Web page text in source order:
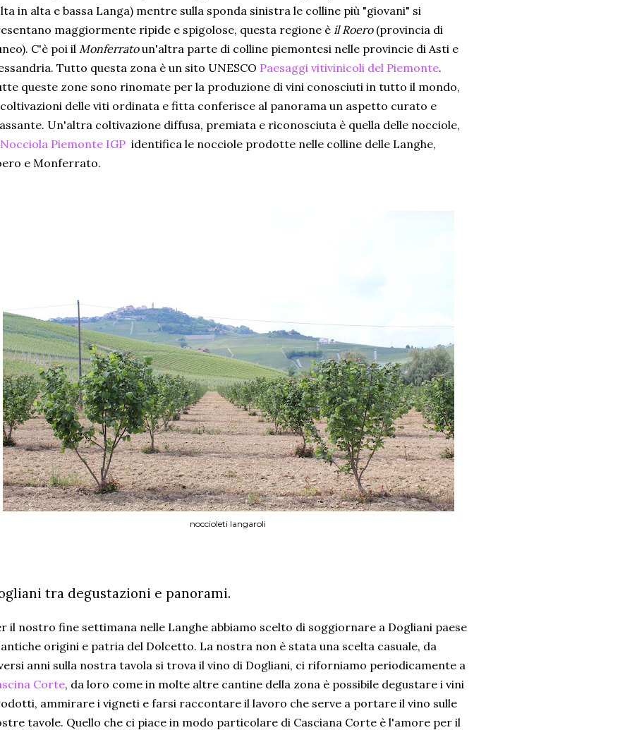
in alta e bassa Langa) mentre sulla sponda sinistra le colline più "giovani" si
maggiormente ripide e spigolose, questa regione è il Roero (provincia di
C'è poi il Monferratoun'altra parte di colline piemontesi nelle provincie di Asti e
Tutto questa zona è un sito UNESCO Paesaggi vitivinicoli del Piemonte.
queste zone sono rinomate per la produzione di vini conosciuti in tutto il mondo,
delle viti ordinata e fitta conferisce al panorama un aspetto curato e
Un'altra coltivazione diffusa, premiata e riconosciuta è quella delle nocciole,
Nocciola Piemonte IGP identifica le nocciole prodotte nelle colline delle Langhe,
e Monferrato.
noccioleti langaroli
tra degustazioni e panorami.
il nostro fine settimana nelle Langhe abbiamo scelto di soggiornare a Dogliani paese
origini e patria del Dolcetto. La nostra non è stata una scelta casuale, da
anni sulla nostra tavola si trova il vino di Dogliani, ci riforniamo periodicamente a
Corte, da loro come in molte altre cantine della zona è possibile degustare i vini
ammirare i vigneti e farsi raccontare il lavoro che serve a portare il vino sulle
tavole. Quello che ci piace in modo particolare di Casciana Corte è l'amore per il